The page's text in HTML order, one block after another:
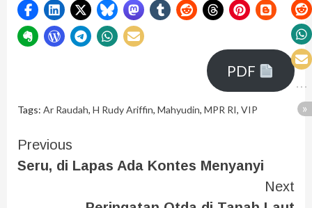
PDF
Tags: Ar Raudah, H Rudy Ariffin, Mahyudin, MPR RI, VIP
Previous
Seru, di Lapas Ada Kontes Menyanyi
Next